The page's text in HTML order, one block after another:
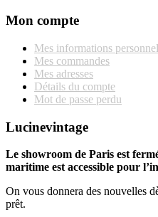
Mon compte
Mes informations
Mes commandes
Mes adresses
Détails du compte
Mot de passe perdu
Lucinevintage
Le showroom de Paris est
maritime est accessible pour
On vous donnera des nouvelles
prêt.